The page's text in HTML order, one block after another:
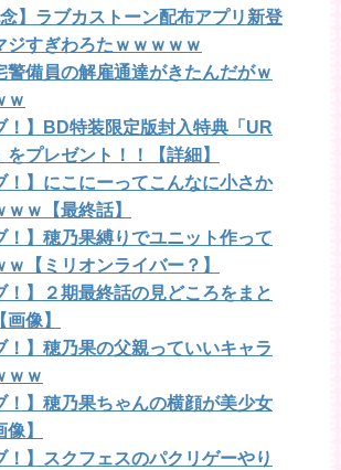
念】ラブカストーン配布アプリ新登
ジすぎわろたｗｗｗｗｗ
警備員の解雇通達がきたんだがｗ
ｗ
！】BD特装限定版封入特典「UR
プレゼント！！【詳細】
！】にこにーってこんなに小さか
ｗ【最終話】
！】穂乃果縛りでユニット作って
【ミリオンライバー？】
！】２期最終話の見どころをまと
像】
！】穂乃果の父親っていいキャラ
ｗｗ
！】穂乃果ちゃんの横顔が美少女
】
！】スクフェスのパクリゲーやり